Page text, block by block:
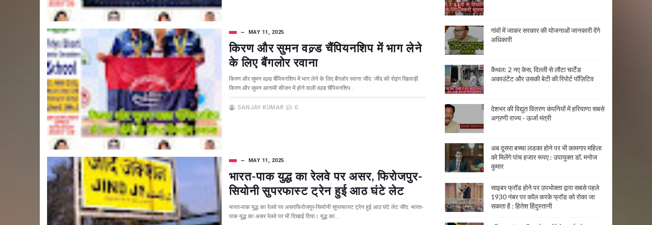
MAY 11, 2025
किरण और सुमन वल्र्ड चैंपियनशिप में भाग लेने
के लिए बैंगलोर रवाना
किरण और सुमन वल्र्ड चैंपियनशिप में भाग लेने के लिए बैंगलोर रवाना जींद :जींद की रोइंग खिलाड़ी
किरण और सुमन आगामी सीजन में होने वाली वल्र्ड चैंपियनशिप...
SANJAY KUMAR 0
MAY 11, 2025
भारत-पाक युद्ध का रेलवे पर असर, फिरोजपुर-
सियोनी सुपरफास्ट ट्रेन हुई आठ घंटे लेट
भारत-पाक युद्ध का रेलवे पर असरफिरोजपुर-सियोनी सुपरफास्ट ट्रेन हुई आठ घंटे लेट जींद: भारत-
पाक युद्ध का असर रेलवे पर भी दिखाई दिया। युद्ध का...
गांवों में जाकर सरकार की योजनाओं जानकारी देंगे
अधिकारी
कैथल: 2 नए केस, दिल्ली से लौटा चार्टेड
अकाउंटेंट और उसकी बेटी की रिपोर्ट पॉज़िटिव
देशभर की विद्युत वितरण कंपनियों में हरियाणा सबसे
अग्रणी राज्य - ऊर्जा मंत्री
अब दूसरा बच्चा लडका होने पर भी कामगार महिला
को मिलेंगे पांच हजार रूपए : उपायुक्त डॉ. मनोज
कुमार
साइबर फ्रॉड होने पर उपभोक्ता द्वारा सबसे पहले
1930 नंबर पर कॉल करके फ्रॉड को रोका जा
सकता है : हितेश हिंदुस्तानी